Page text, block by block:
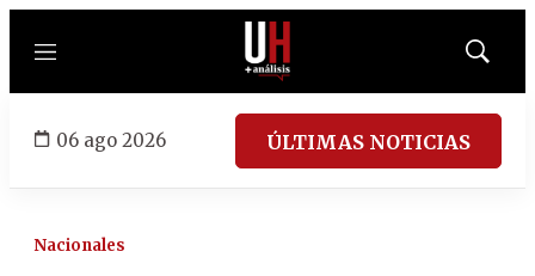
Menú
Mostrar
06 ago 2026 ÚLTIMAS NOTICIAS
Nacionales